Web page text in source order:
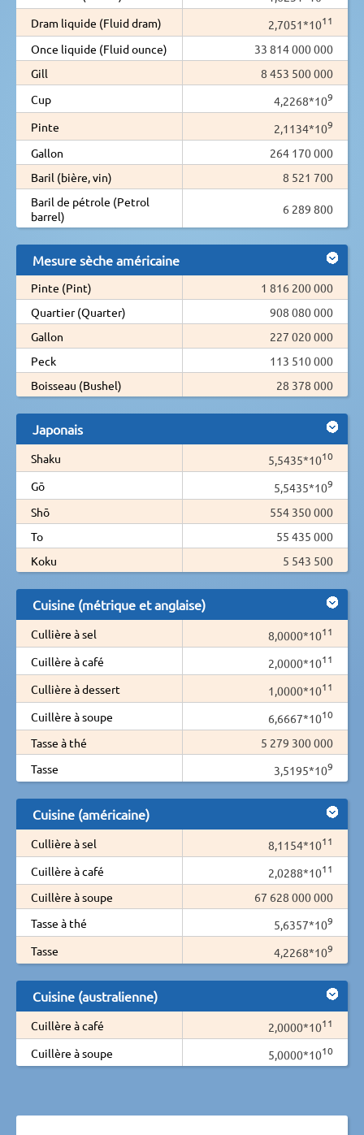
Dram liquide (Fluid dram)
2,7051*1011
Once liquide (Fluid ounce)
33 814 000 000
Gill
8 453 500 000
Cup
4,2268*109
Pinte 2,1134*109
Gallon
264 170 000
Baril (bière, vin)
8 521 700
Baril de pétrole (Petrol
barrel)
6 289 800
Mesure sèche américaine
Pinte (Pint)
1 816 200 000
Quartier (Quarter)
908 080 000
Gallon
227 020 000
Peck
113 510 000
Boisseau (Bushel)
28 378 000
Japonais
Shaku 5,5435*1010
Gō 5,5435*109
Shō
554 350 000
To
55 435 000
Koku
5 543 500
Cuisine (métrique et anglaise)
Cullière à sel 8,0000*1011
Cuillère à café 2,0000*1011
Cullière à dessert 1,0000*1011
Cuillère à soupe 6,6667*1010
Tasse à thé
5 279 300 000
Tasse
3,5195*109
Cuisine (américaine)
Cullière à sel 8,1154*1011
Cuillère à café 2,0288*1011
Cuillère à soupe
67 628 000 000
Tasse à thé
5,6357*109
Tasse 4,2268*109
Cuisine (australienne)
Cuillère à café 2,0000*1011
Cuillère à soupe 5,0000*1010